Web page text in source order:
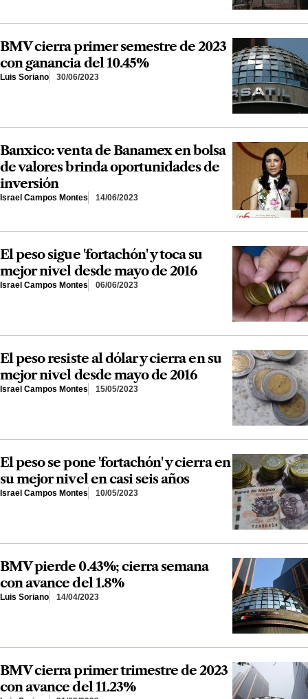
BMV cierra primer semestre de 2023
con ganancia del 10.45%
Luis Soriano 30/06/2023
Banxico: venta de Banamex en bolsa
de valores brinda oportunidades de
inversión
Israel Campos Montes 14/06/2023
El peso sigue 'fortachón' y toca su
mejor nivel desde mayo de 2016
Israel Campos Montes 06/06/2023
El peso resiste al dólar y cierra en su
mejor nivel desde mayo de 2016
Israel Campos Montes 15/05/2023
El peso se pone 'fortachón' y cierra en
su mejor nivel en casi seis años
Israel Campos Montes 10/05/2023
BMV pierde 0.43%; cierra semana
con avance del 1.8%
Luis Soriano 14/04/2023
BMV cierra primer trimestre de 2023
con avance del 11.23%